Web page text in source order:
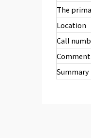
The
Location
Call
Comment
Summary